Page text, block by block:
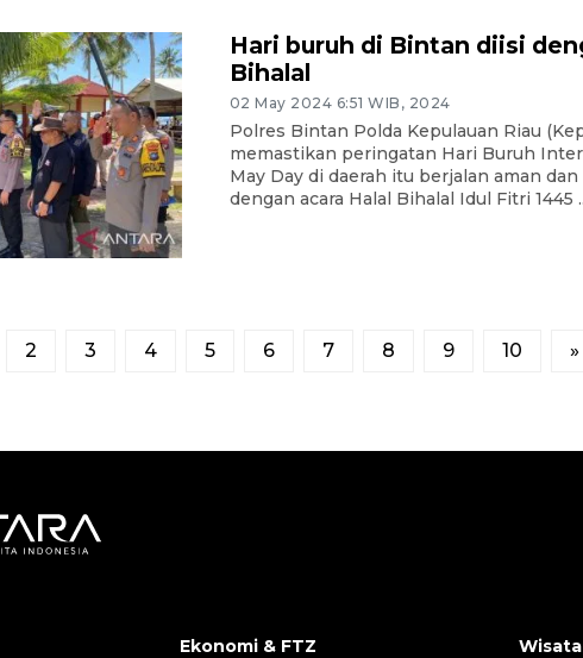
Hari buruh di Bintan diisi
Bihalal
02 May 2024 6:51 WIB, 2024
Polres Bintan Polda Kepulauan Riau
memastikan peringatan Hari Buruh
May Day di daerah itu berjalan aman dan
dengan acara Halal Bihalal Idul Fitri 1445
2 3 4 5 6 7 8 9 10 »
Ekonomi & FTZ
Wisata